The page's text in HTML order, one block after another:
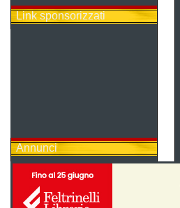
Link sponsorizzati
Annunci